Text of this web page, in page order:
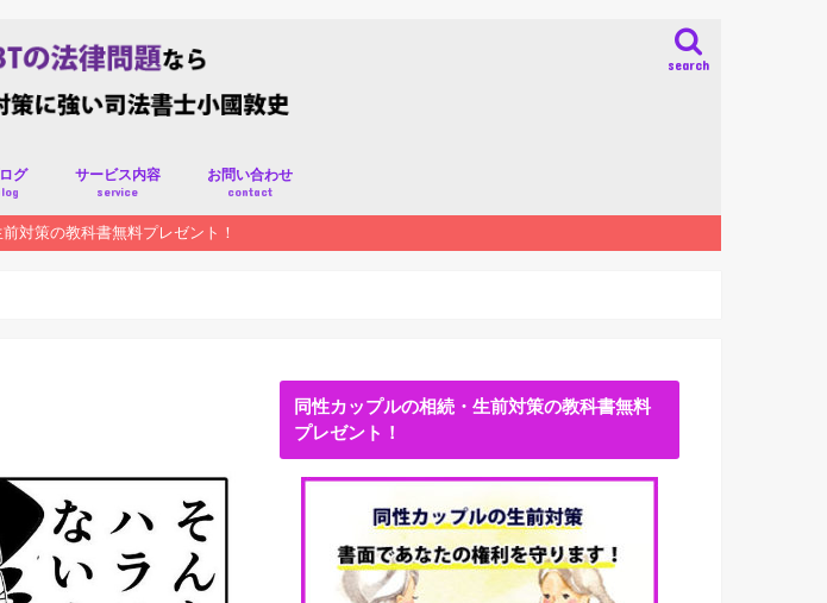
search
グ サービス内容
service
お問い合わせ
contact
対策の教科書無料プレゼント！
同性カップルの相続・生前対策の教科書無料
プレゼント！